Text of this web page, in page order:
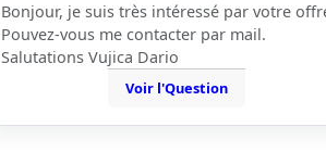
Bonjour, je suis très intéressé par votre
Pouvez-vous me contacter par mail.
Salutations Vujica Dario
Voir l'Question